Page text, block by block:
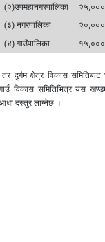
(२)उपमहानगरपालिका
२५,
(३) नगरपालिका २०,
(४) गाउँपालिका १५,
तर दुर्गम क्षेत्र विकास समितिबाट
विकास समितिभित्र यस
दस्तुर लाग्नेछ ।